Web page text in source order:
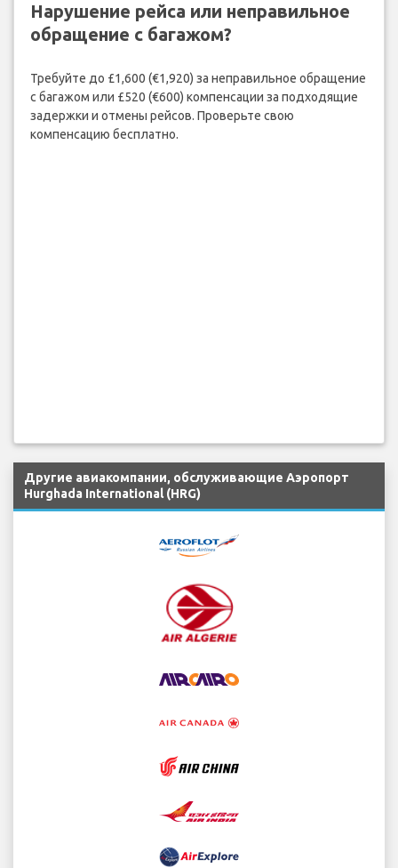
Нарушение рейса или неправильное
обращение с багажом?
Требуйте до £1,600 (€1,920) за неправильное обращение
с багажом или £520 (€600) компенсации за подходящие
задержки и отмены рейсов. Проверьте свою
компенсацию бесплатно.
Другие авиакомпании, обслуживающие Аэропорт
Hurghada International (HRG)